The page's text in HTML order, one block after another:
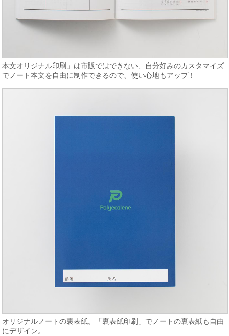
本文オリジナル印刷」は市販ではできない、自分好みのカスタマイズ
でノート本文を自由に制作できるので、使い心地もアップ！
オリジナルノートの裏表紙。「裏表紙印刷」でノートの裏表紙も自由
にデザイン。